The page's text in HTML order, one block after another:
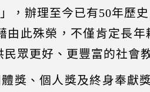
，辦理至今已有50年歷
由此殊榮，不僅肯定長
眾更好、更豐富的社會
獎、個人獎及終身奉獻